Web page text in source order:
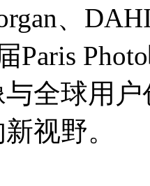
、
Paris
全球用
视野。